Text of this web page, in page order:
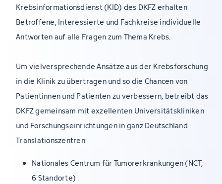
Krebsinformationsdienst (KID) des DKFZ erhalten
Betroffene, Interessierte und Fachkreise individuelle
Antworten auf alle Fragen zum Thema Krebs.
Um vielversprechende Ansätze aus der Krebsforschung
in die Klinik zu übertragen und so die Chancen von
Patientinnen und Patienten zu verbessern, betreibt das
DKFZ gemeinsam mit exzellenten Universitätskliniken
und Forschungseinrichtungen in ganz Deutschland
Translationszentren:
Nationales Centrum für Tumorerkrankungen (NCT,
6 Standorte)